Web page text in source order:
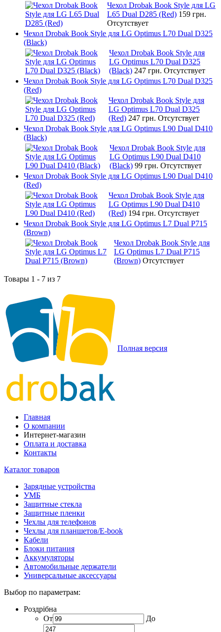
Чехол Drobak Book Style для LG
L65 Dual D285 (Red) 159 грн.
Отсутствует
Чехол Drobak Book Style для LG Optimus L70 Dual D325
(Black)
Чехол Drobak Book Style для
LG Optimus L70 Dual D325
(Black) 247 грн. Отсутствует
Чехол Drobak Book Style для LG Optimus L70 Dual D325
(Red)
Чехол Drobak Book Style для
LG Optimus L70 Dual D325
(Red) 247 грн. Отсутствует
Чехол Drobak Book Style для LG Optimus L90 Dual D410
(Black)
Чехол Drobak Book Style для
LG Optimus L90 Dual D410
(Black) 99 грн. Отсутствует
Чехол Drobak Book Style для LG Optimus L90 Dual D410
(Red)
Чехол Drobak Book Style для
LG Optimus L90 Dual D410
(Red) 194 грн. Отсутствует
Чехол Drobak Book Style для LG Optimus L7 Dual P715
(Brown)
Чехол Drobak Book Style для
LG Optimus L7 Dual P715
(Brown) Отсутствует
Товары 1 - 7 из 7
Полная версия
Главная
О компании
Интернет-магазин
Оплата и доставка
Контакты
Каталог товаров
Зарядные устройства
УМБ
Защитные стекла
Защитные пленки
Чехлы для телефонов
Чехлы для планшетов/E-book
Кабели
Блоки питания
Аккумуляторы
Автомобильные держатели
Универсальные аксессуары
Выбор по параметрам:
Роздрібна
От
До